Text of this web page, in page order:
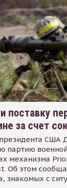
поставку
за счет
США
партию
механизма
Об этом
знакомых с